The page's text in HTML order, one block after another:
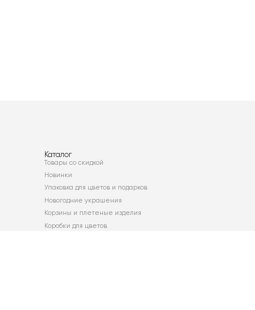
Каталог
Товары со скидкой
Новинки
Упаковка для цветов и подарков
Новогодние украшения
Корзины и плетеные изделия
Коробки для цветов